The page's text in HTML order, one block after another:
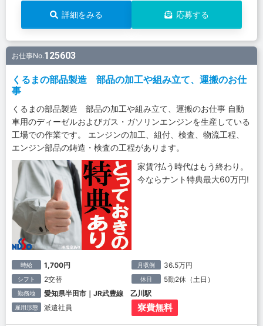
詳細をみる 応募する
お仕事No.125603
くるまの部品製造 部品の加工や組み立て、運搬のお仕
事
くるまの部品製造 部品の加工や組み立て、運搬のお仕事 自動
車用のディーゼルおよびガス・ガソリンエンジンを生産している
工場での作業です。 エンジンの加工、組付、検査、物流工程、
エンジン部品の鋳造・検査の工程があります。
家賃?払う時代はもう終わり。
今ならナント特典最大60万円!
時給 1,700円 月収例 36.5万円
シフト 2交替 休日 5勤2休（土日）
勤務地 愛知県半田市｜JR武豊線 乙川駅
雇用形態 派遣社員 寮費無料